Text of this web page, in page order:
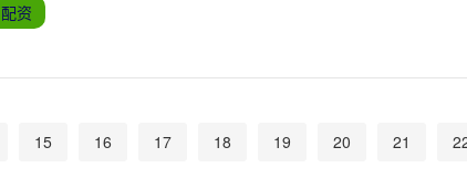
配资
15 16 17 18 19 20 21